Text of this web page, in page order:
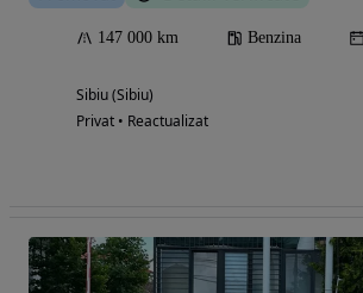
147 000 km Benzina
Sibiu (Sibiu)
Privat • Reactualizat